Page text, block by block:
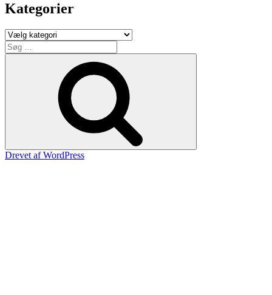
Kategorier
Kategorier
Søg
efter:
Drevet af WordPress